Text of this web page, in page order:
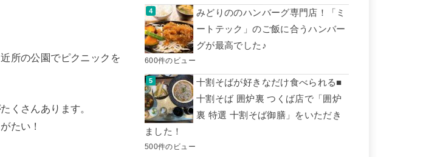
所の公園でピクニックを
くさんあります。
たい！
みどりののハンバーグ専門店！「ミ
ートテック」のご飯に合うハンバー
グが最高でした♪
600件のビュー
十割そばが好きなだけ食べられる■
十割そば 囲炉裏 つくば店で「囲炉
裏 特選 十割そば御膳」をいただき
ました！
500件のビュー